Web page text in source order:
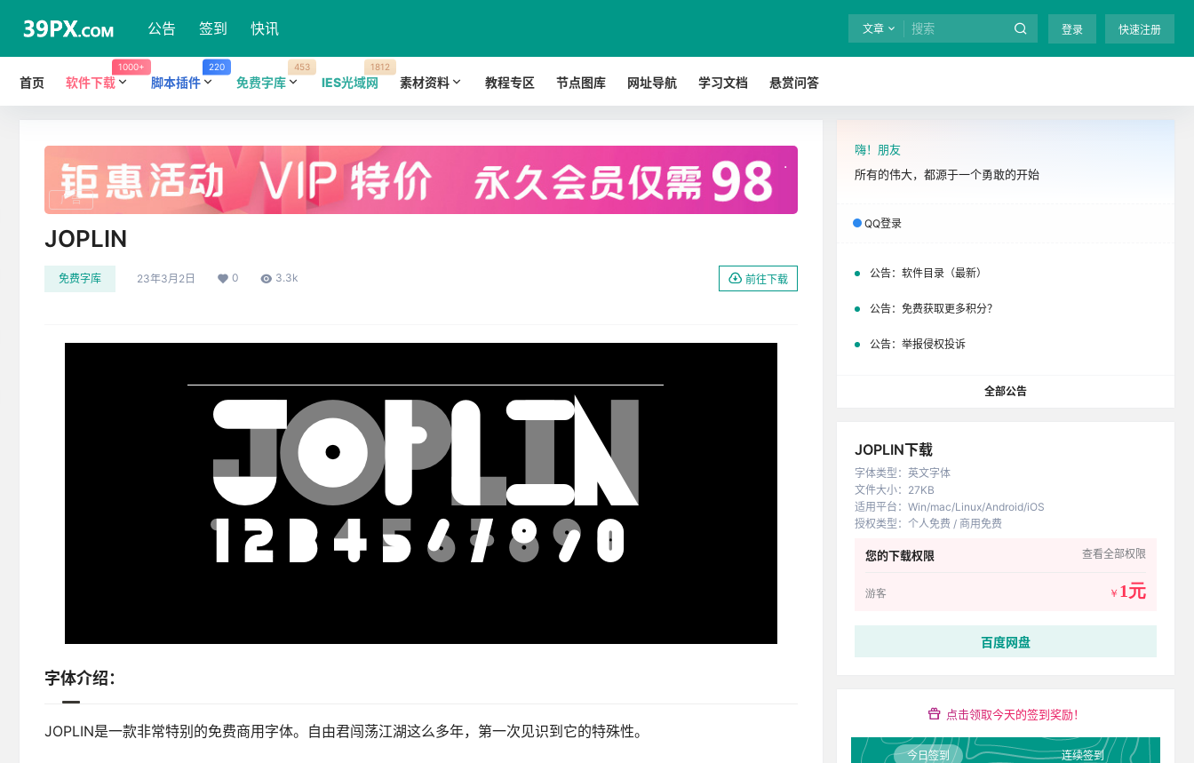
公告 签到 快讯 文章 登录 快速注册
首页 软件下载
1000+
脚本插件
220
免费字库
453
IES光域网
1812
素材资料 教程专区 节点图库 网址导航 学习文档 悬赏问答
. 全站终身免费下载！ 立即开通
广告
JOPLIN
免费字库 23年3月2日 0 3.3k 前往下载
字体介绍：
JOPLIN是一款非常特别的免费商用字体。自由君闯荡江湖这么多年，第一次见识到它的特殊性。
嗨！朋友
所有的伟大，都源于一个勇敢的开始
QQ登录
公告： 软件目录（最新）
公告： 免费获取更多积分？
公告： 举报侵权投诉
全部公告
JOPLIN下载
字体类型 ： 英文字体
文件大小： 27KB
适用平台 ： Win/mac/Linux/Android/iOS
授权类型 ： 个人免费 / 商用免费
您的下载权限 查看全部权限
游客 ￥ 1元
百度网盘
点击领取今天的签到奖励！
今日签到 连续签到